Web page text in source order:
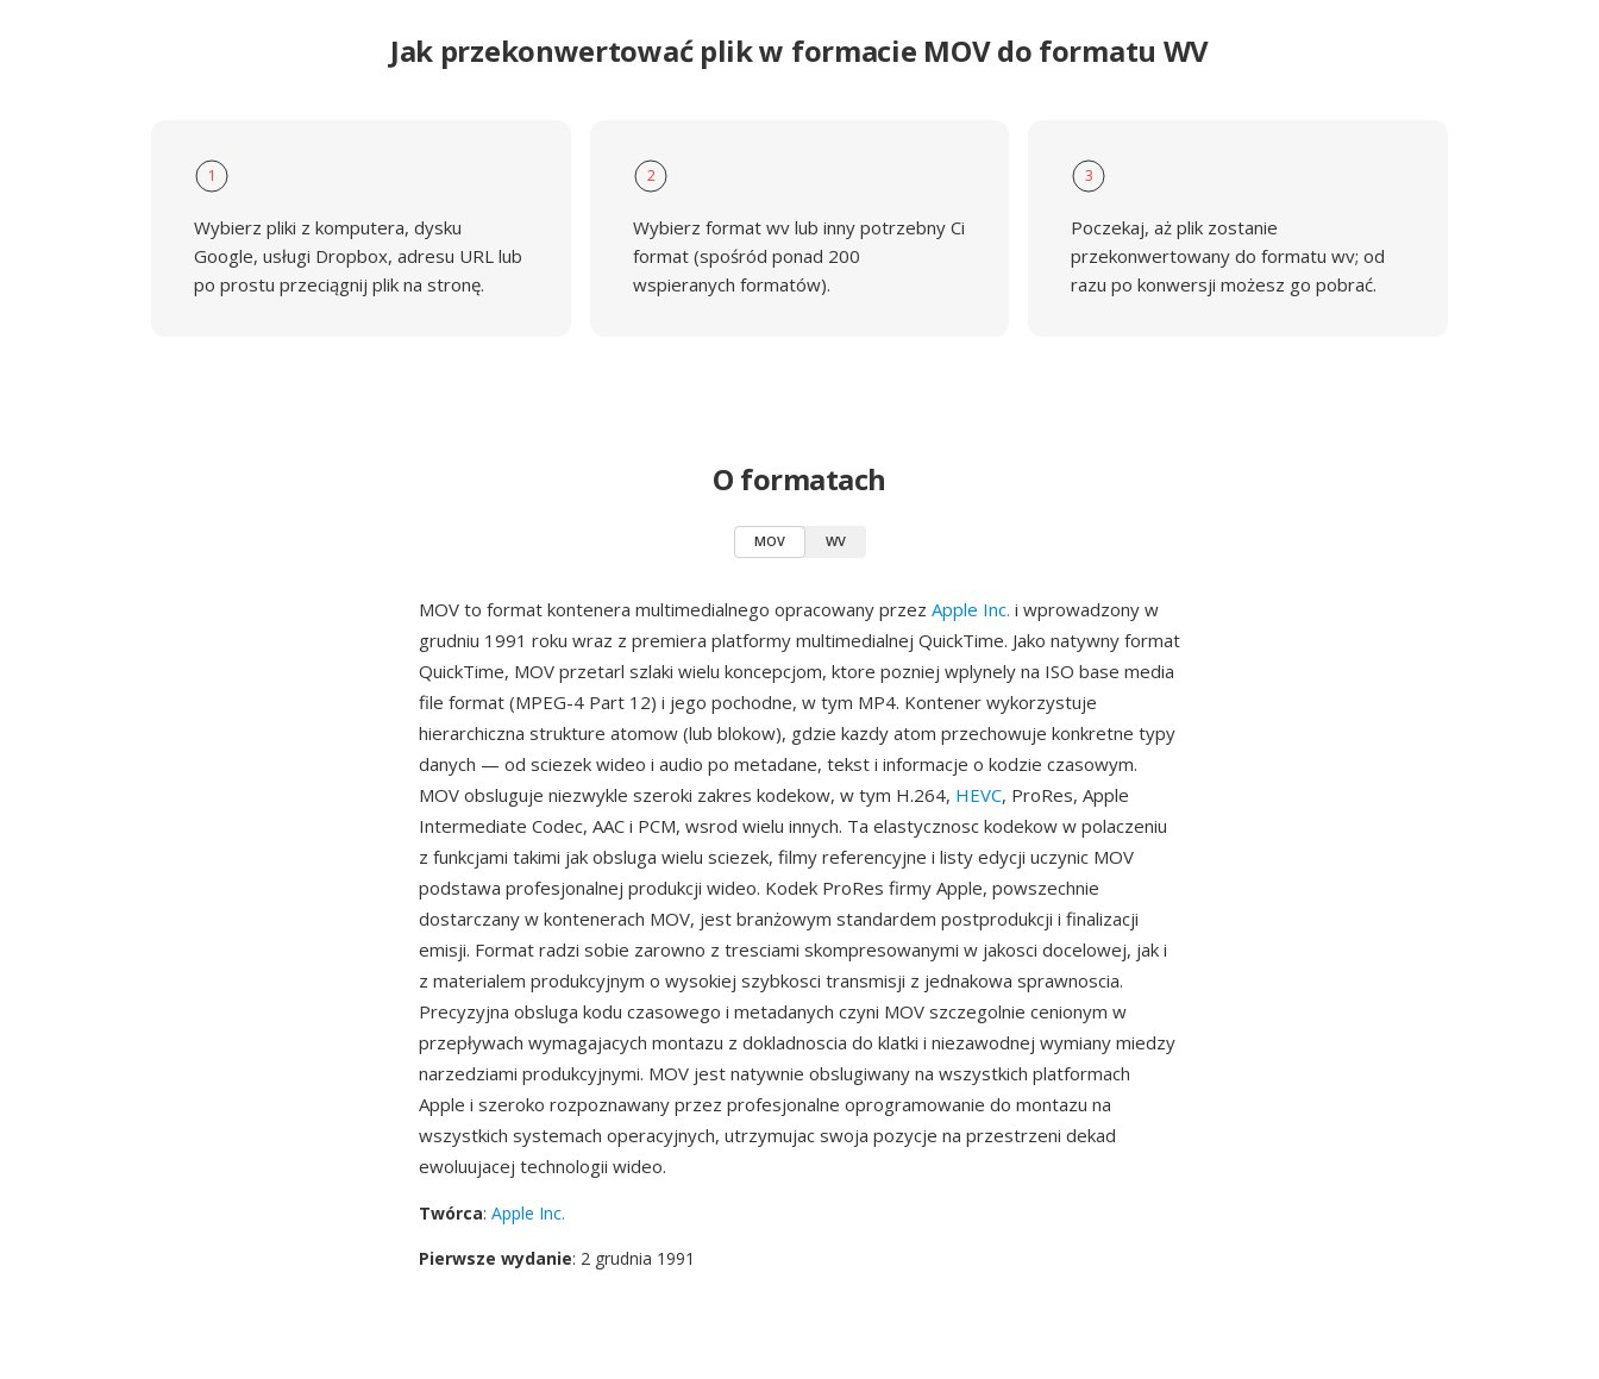
Jak przekonwertować plik w formacie MOV do formatu WV
1
Wybierz pliki z komputera, dysku
Google, usługi Dropbox, adresu URL lub
po prostu przeciągnij plik na stronę.
2
Wybierz format wv lub inny potrzebny Ci
format (spośród ponad 200
wspieranych formatów).
3
Poczekaj, aż plik zostanie
przekonwertowany do formatu wv; od
razu po konwersji możesz go pobrać.
O formatach
MOV WV
MOV to format kontenera multimedialnego opracowany przez Apple Inc. i wprowadzony w
grudniu 1991 roku wraz z premiera platformy multimedialnej QuickTime. Jako natywny format
QuickTime, MOV przetarl szlaki wielu koncepcjom, ktore pozniej wplynely na ISO base media
file format (MPEG-4 Part 12) i jego pochodne, w tym MP4. Kontener wykorzystuje
hierarchiczna strukture atomow (lub blokow), gdzie kazdy atom przechowuje konkretne typy
danych — od sciezek wideo i audio po metadane, tekst i informacje o kodzie czasowym.
MOV obsluguje niezwykle szeroki zakres kodekow, w tym H.264, HEVC, ProRes, Apple
Intermediate Codec, AAC i PCM, wsrod wielu innych. Ta elastycznosc kodekow w polaczeniu
z funkcjami takimi jak obsluga wielu sciezek, filmy referencyjne i listy edycji uczynic MOV
podstawa profesjonalnej produkcji wideo. Kodek ProRes firmy Apple, powszechnie
dostarczany w kontenerach MOV, jest branżowym standardem postprodukcji i finalizacji
emisji. Format radzi sobie zarowno z tresciami skompresowanymi w jakosci docelowej, jak i
z materialem produkcyjnym o wysokiej szybkosci transmisji z jednakowa sprawnoscia.
Precyzyjna obsluga kodu czasowego i metadanych czyni MOV szczegolnie cenionym w
przepływach wymagajacych montazu z dokladnoscia do klatki i niezawodnej wymiany miedzy
narzedziami produkcyjnymi. MOV jest natywnie obslugiwany na wszystkich platformach
Apple i szeroko rozpoznawany przez profesjonalne oprogramowanie do montazu na
wszystkich systemach operacyjnych, utrzymujac swoja pozycje na przestrzeni dekad
ewoluujacej technologii wideo.
Twórca: Apple Inc.
Pierwsze wydanie: 2 grudnia 1991